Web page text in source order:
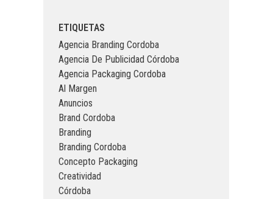
ETIQUETAS
Agencia Branding Cordoba
Agencia De Publicidad Córdoba
Agencia Packaging Cordoba
Al Margen
Anuncios
Brand Cordoba
Branding
Branding Cordoba
Concepto Packaging
Creatividad
Córdoba